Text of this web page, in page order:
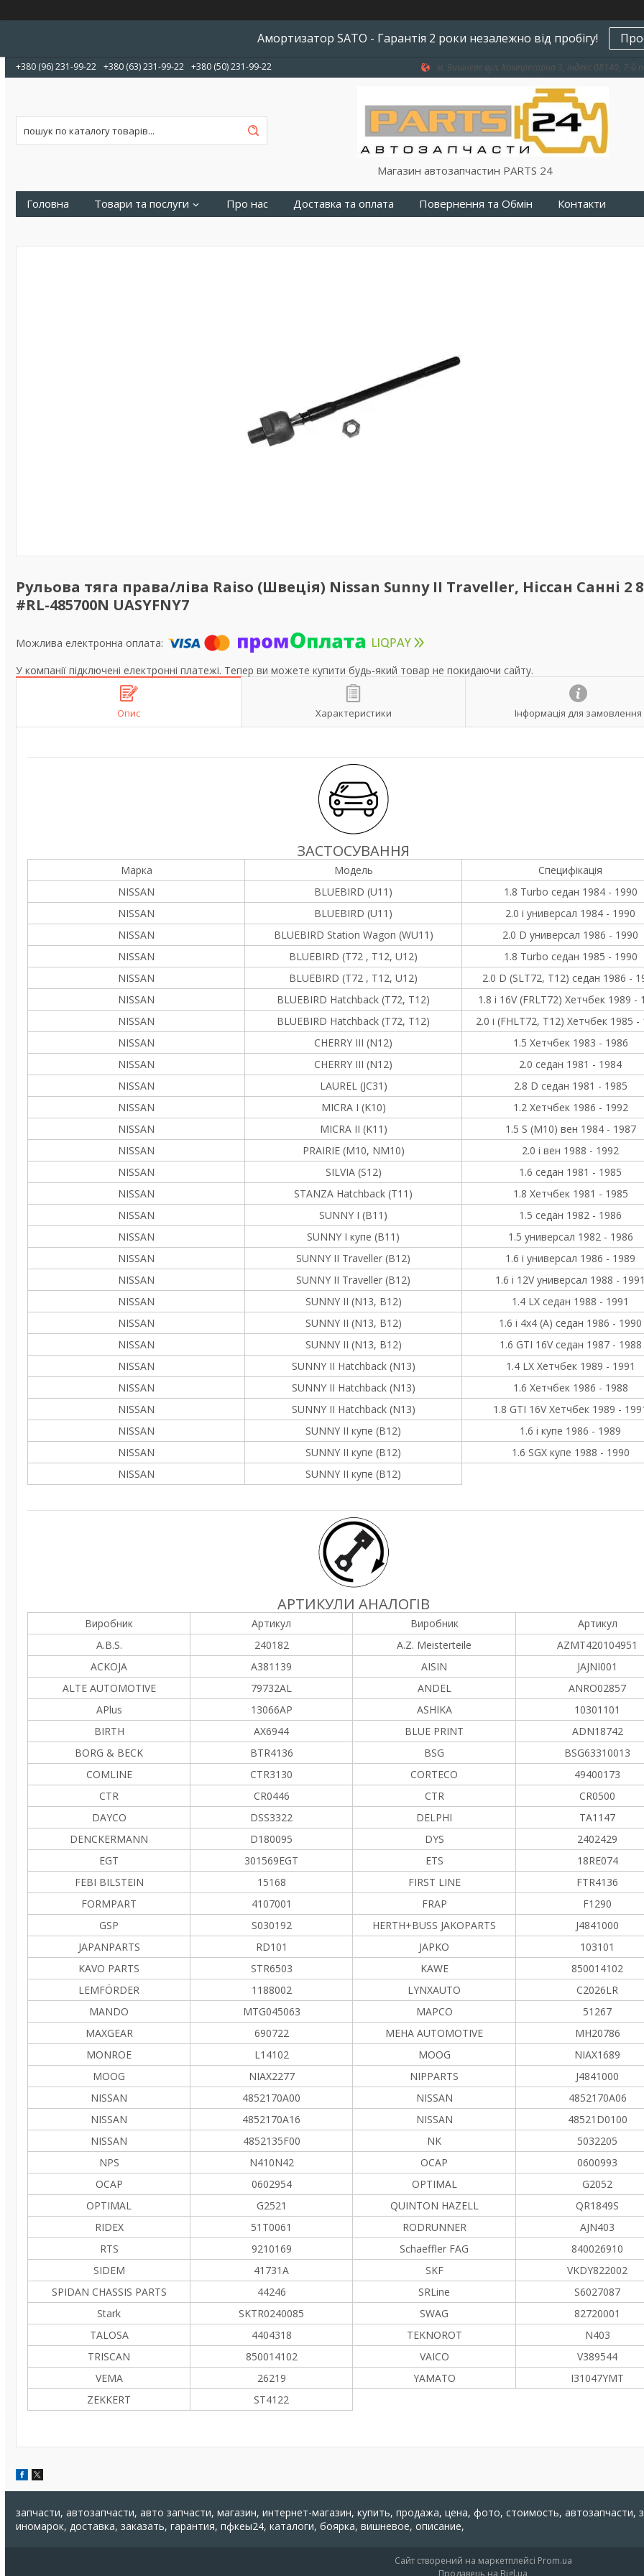
Амортизатор SATO - Гарантія 2 роки незалежно від пробігу!
+380 (96) 231-99-22 +380 (63) 231-99-22 +380 (50) 231-99-22 м. Вишневе вул. Компресорна 3, індекс 08140, 7-й
Магазин автозапчастин PARTS 24
Головна Товари та послуги Про нас Доставка та оплата Повернення та Обмін Контакти
Рульова тяга права/ліва Raiso (Швеція) Nissan Sunny II Traveller, Ніссан Санні 2
#RL-485700N UASYFNY7
У компанії підключені електронні платежі. Тепер ви можете купити будь-який товар не покидаючи сайту.
Опис Характеристики Інформація для замовлення
ЗАСТОСУВАННЯ
Марка Модель
Специфікація
NISSAN
BLUEBIRD (U11)
1.8 Turbo седан 1984 - 1990
NISSAN
BLUEBIRD (U11)
2.0 i универсал 1984 - 1990
NISSAN
BLUEBIRD Station Wagon (WU11)
2.0 D универсал 1986 - 1990
NISSAN
BLUEBIRD (T72 , T12, U12)
1.8 Turbo седан 1985 - 1990
NISSAN
BLUEBIRD (T72 , T12, U12)
2.0 D (SLT72, T12) седан 1986 -
NISSAN
BLUEBIRD Hatchback (T72, T12)
1.8 i 16V (FRLT72) Хетчбек 1989 -
NISSAN
BLUEBIRD Hatchback (T72, T12)
2.0 i (FHLT72, T12) Хетчбек 1985 -
NISSAN
CHERRY III (N12)
1.5 Хетчбек 1983 - 1986
NISSAN
CHERRY III (N12)
2.0 седан 1981 - 1984
NISSAN
LAUREL (JC31)
2.8 D седан 1981 - 1985
NISSAN
MICRA I (K10)
1.2 Хетчбек 1986 - 1992
NISSAN
MICRA II (K11)
1.5 S (M10) вен 1984 - 1987
NISSAN
PRAIRIE (M10, NM10)
2.0 i вен 1988 - 1992
NISSAN
SILVIA (S12)
1.6 седан 1981 - 1985
NISSAN
STANZA Hatchback (T11)
1.8 Хетчбек 1981 - 1985
NISSAN
SUNNY I (B11)
1.5 седан 1982 - 1986
NISSAN
SUNNY I купе (B11)
1.5 универсал 1982 - 1986
NISSAN
SUNNY II Traveller (B12)
1.6 i универсал 1986 - 1989
NISSAN
SUNNY II Traveller (B12)
1.6 i 12V универсал 1988 -
NISSAN
SUNNY II (N13, B12)
1.4 LX седан 1988 - 1991
NISSAN
SUNNY II (N13, B12)
1.6 i 4x4 (A) седан 1986 - 1990
NISSAN
SUNNY II (N13, B12)
1.6 GTI 16V седан 1987 - 1988
NISSAN
SUNNY II Hatchback (N13)
1.4 LX Хетчбек 1989 - 1991
NISSAN
SUNNY II Hatchback (N13)
1.6 Хетчбек 1986 - 1988
NISSAN
SUNNY II Hatchback (N13)
1.8 GTI 16V Хетчбек 1989 -
NISSAN
SUNNY II купе (B12)
1.6 i купе 1986 - 1989
NISSAN
SUNNY II купе (B12)
1.6 SGX купе 1988 - 1990
NISSAN
SUNNY II купе (B12)
АРТИКУЛИ АНАЛОГІВ
Виробник Артикул Виробник
Артикул
A.B.S.
240182 A.Z. Meisterteile
AZMT420104951
ACKOJA
A381139 AISIN
JAJNI001
ALTE AUTOMOTIVE
79732AL ANDEL
ANRO02857
APlus
13066AP ASHIKA
10301101
BIRTH
AX6944 BLUE PRINT
ADN18742
BORG & BECK
BTR4136 BSG
BSG63310013
COMLINE
CTR3130 CORTECO
49400173
CTR
CR0446 CTR
CR0500
DAYCO
DSS3322 DELPHI
TA1147
DENCKERMANN
D180095 DYS
2402429
EGT
301569EGT ETS
18RE074
FEBI BILSTEIN
15168 FIRST LINE
FTR4136
FORMPART
4107001 FRAP
F1290
GSP
S030192 HERTH+BUSS JAKOPARTS
J4841000
JAPANPARTS
RD101 JAPKO
103101
KAVO PARTS
STR6503 KAWE
850014102
LEMFÖRDER
1188002 LYNXAUTO
C2026LR
MANDO
MTG045063 MAPCO
51267
MAXGEAR
690722 MEHA AUTOMOTIVE
MH20786
MONROE
L14102 MOOG
NIAX1689
MOOG
NIAX2277 NIPPARTS
J4841000
NISSAN
4852170A00 NISSAN
4852170A06
NISSAN
4852170A16 NISSAN
48521D0100
NISSAN
4852135F00 NK
5032205
NPS
N410N42 OCAP
0600993
OCAP
0602954 OPTIMAL
G2052
OPTIMAL
G2521 QUINTON HAZELL
QR1849S
RIDEX
51T0061 RODRUNNER
AJN403
RTS
9210169 Schaeffler FAG
840026910
SIDEM
41731A SKF
VKDY822002
SPIDAN CHASSIS PARTS
44246 SRLine
S6027087
Stark
SKTR0240085 SWAG
82720001
TALOSA
4404318 TEKNOROT
N403
TRISCAN
850014102 VAICO
V389544
VEMA
26219 YAMATO
I31047YMT
ZEKKERT
ST4122
запчасти, автозапчасти, авто запчасти, магазин, интернет-магазин, купить, продажа, цена, фото, стоимость,
иномарок, доставка, заказать, гарантия, пфкеы24, каталоги, боярка, вишневое, описание,
Сайт створений на маркетплейсі Prom.ua
Продавець на Bigl.ua